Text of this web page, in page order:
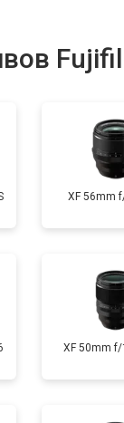
XF 56mm
XF 50mm f/